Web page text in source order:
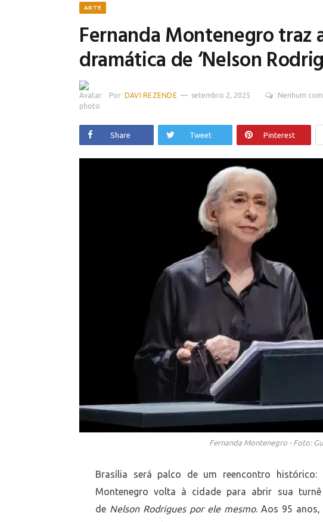
ARTE
Fernanda Montenegro traz
dramática de ‘Nelson
Por DAVI REZENDE setembro 2, 2025 Nenhum
Share Tweet Pinterest
Fernanda Montenegro - Foto:
Brasília será palco de um reencontro
Montenegro volta à cidade para abrir sua
de Nelson Rodrigues por ele mesmo. Aos 95